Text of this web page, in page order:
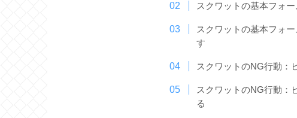
スクワットの基本フォ
スクワットの基本フォ
す
スクワットのNG行動：
スクワットのNG行動：
る